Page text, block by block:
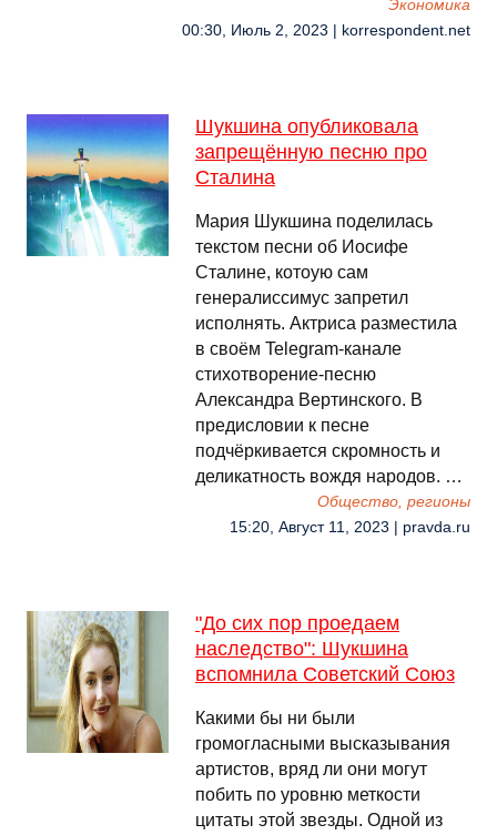
Экономика
00:30, Июль 2, 2023 | korrespondent.net
Шукшина опубликовала
запрещённую песню про
Сталина
Мария Шукшина поделилась
текстом песни об Иосифе
Сталине, котоую сам
генералиссимус запретил
исполнять. Актриса разместила
в своём Telegram-канале
стихотворение-песню
Александра Вертинского. В
предисловии к песне
подчёркивается скромность и
деликатность вождя народов. …
Общество, регионы
15:20, Август 11, 2023 | pravda.ru
"До сих пор проедаем
наследство": Шукшина
вспомнила Советский Союз
Какими бы ни были
громогласными высказывания
артистов, вряд ли они могут
побить по уровню меткости
цитаты этой звезды. Одной из